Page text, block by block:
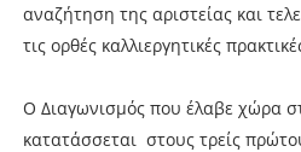
αναζήτηση της αριστείας και
τις ορθές καλλιεργητικές
Ο Διαγωνισμός που έλαβε χώρα
κατατάσσεται στους τρείς